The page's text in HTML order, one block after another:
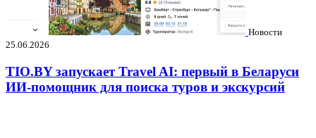
Новости
25.06.2026
TIO.BY запускает Travel AI: первый в Беларуси
ИИ-помощник для поиска туров и экскурсий